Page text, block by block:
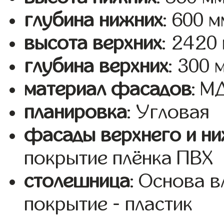
глубина нижних: 600
высота верхних: 2420
глубина верхних: 300
материал фасадов:
планировка: Угловая
фасады верхнего и
покрытие плёнка ПВХ
столешница: Основа
покрытие - пластик